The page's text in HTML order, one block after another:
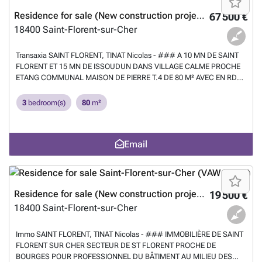
67 500 €
Residence for sale (New construction project)
18400 Saint-Florent-sur-Cher
Transaxia SAINT FLORENT, TINAT Nicolas - ### A 10 MN DE SAINT
FLORENT ET 15 MN DE ISSOUDUN DANS VILLAGE CALME PROCHE
ETANG COMMUNAL MAISON DE PIERRE T.4 DE 80 M² AVEC EN RDC
M²,SALLE DE BAINS,WC A L'ETAGE PALIER,3 CHAMBRES(14,11 et 10
m²),UN BUREAU ET GRENIER AMENAGEABLE.GRAND GARAGE DE 25
M² DE TERRAIN CLOS.TEL ### . MAIL: ###Want to know more?
3 bedroom(s) 80 m²
Email
19 500 €
Residence for sale (New construction project)
18400 Saint-Florent-sur-Cher
Immo SAINT FLORENT, TINAT Nicolas - ### IMMOBILIÈRE DE SAINT
FLORENT SUR CHER SECTEUR DE ST FLORENT PROCHE DE
BOURGES POUR PROFESSIONNEL DU BÂTIMENT AU MILIEU DES